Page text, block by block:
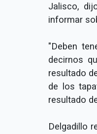
Jalisco,
informar
"Deben
decirnos
resultado
de los
resultado
Delgadillo